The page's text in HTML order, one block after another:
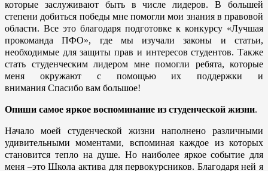
которые заслуживают быть в числе лидеров.В большей
степени добиться победы мне помогли мои знания в правовой
области. Все это благодаря подготовке к конкурсу «Лучшая
прокоманда ПФО», где мы изучали законы и статьи,
необходимые для защиты прав и интересов студентов. Также
стать студенческим лидером мне помогли ребята, которые
меня окружают с помощью их поддержки и
внимания Спасибо вам большое!
Опиши самое яркое воспоминание из студенческой жизни.
Начало моей студенческой жизни наполнено различными
удивительными моментами, вспоминая каждое из которых
становится тепло на душе. Но наиболее яркое событие для
меня –это Школа актива для первокурсников. Благодаря ней я